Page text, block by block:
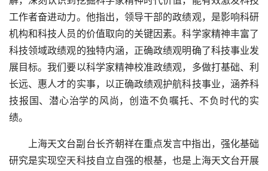
工作者奋进动力。他指出，领导干部的政绩观，是影响科研
机构和科技人员的价值取向的关键因素。科学家精神丰富了
科技领域政绩观的独特内涵，正确政绩观明确了科技事业发
展目标。我们要以科学家精神校准政绩观，多做打基础、利
长远、惠人才的实事，以正确政绩观护航科技事业，涵养科
技报国、潜心治学的风尚，创造不负嘱托、不负时代的实
绩。
上海天文台副台长齐朝祥在重点发言中指出，强化基础
研究是实现空天科技自立自强的根基，也是上海天文台开展